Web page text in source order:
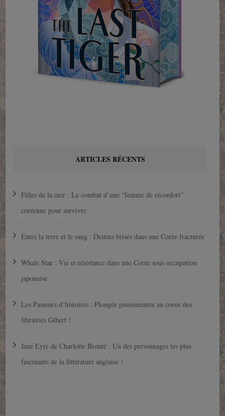
ARTICLES RÉCENTS
Filles de la mer : Le combat d’une “femme de réconfort”
coréenne pour survivre
Entre la terre et le sang : Destins brisés dans une Corée fracturée
Whale Star : Vie et résistance dans une Corée sous occupation
japonaise
Les Passeurs d’histoires : Plongée passionnante au coeur des
librairies Gibert !
Jane Eyre de Charlotte Brontë : Un des personnages les plus
fascinants de la littérature anglaise !